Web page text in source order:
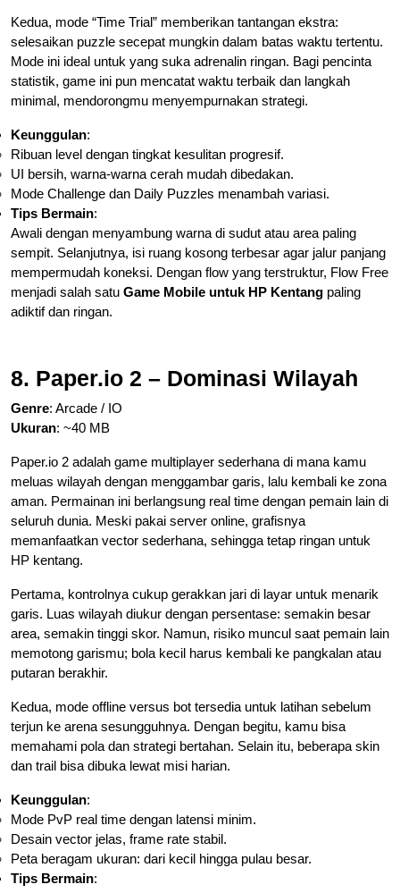
Kedua, mode “Time Trial” memberikan tantangan ekstra:
selesaikan puzzle secepat mungkin dalam batas waktu tertentu.
Mode ini ideal untuk yang suka adrenalin ringan. Bagi pencinta
statistik, game ini pun mencatat waktu terbaik dan langkah
minimal, mendorongmu menyempurnakan strategi.
Keunggulan:
Ribuan level dengan tingkat kesulitan progresif.
UI bersih, warna-warna cerah mudah dibedakan.
Mode Challenge dan Daily Puzzles menambah variasi.
Tips Bermain:
Awali dengan menyambung warna di sudut atau area paling
sempit. Selanjutnya, isi ruang kosong terbesar agar jalur panjang
mempermudah koneksi. Dengan flow yang terstruktur, Flow Free
menjadi salah satu Game Mobile untuk HP Kentang paling
adiktif dan ringan.
8. Paper.io 2 – Dominasi Wilayah
Genre: Arcade / IO
Ukuran: ~40 MB
Paper.io 2 adalah game multiplayer sederhana di mana kamu
meluas wilayah dengan menggambar garis, lalu kembali ke zona
aman. Permainan ini berlangsung real time dengan pemain lain di
seluruh dunia. Meski pakai server online, grafisnya
memanfaatkan vector sederhana, sehingga tetap ringan untuk
HP kentang.
Pertama, kontrolnya cukup gerakkan jari di layar untuk menarik
garis. Luas wilayah diukur dengan persentase: semakin besar
area, semakin tinggi skor. Namun, risiko muncul saat pemain lain
memotong garismu; bola kecil harus kembali ke pangkalan atau
putaran berakhir.
Kedua, mode offline versus bot tersedia untuk latihan sebelum
terjun ke arena sesungguhnya. Dengan begitu, kamu bisa
memahami pola dan strategi bertahan. Selain itu, beberapa skin
dan trail bisa dibuka lewat misi harian.
Keunggulan:
Mode PvP real time dengan latensi minim.
Desain vector jelas, frame rate stabil.
Peta beragam ukuran: dari kecil hingga pulau besar.
Tips Bermain: